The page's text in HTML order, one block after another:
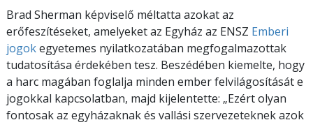
Brad Sherman képviselő méltatta azokat az
erőfeszítéseket, amelyeket az Egyház az ENSZ Emberi
jogokegyetemes nyilatkozatában megfogalmazottak
tudatosítása érdekében tesz. Beszédében kiemelte, hogy
a harc magában foglalja minden ember felvilágosítását e
jogokkal kapcsolatban, majd kijelentette: „Ezért olyan
fontosak az egyházaknak és vallási szervezeteknek azok